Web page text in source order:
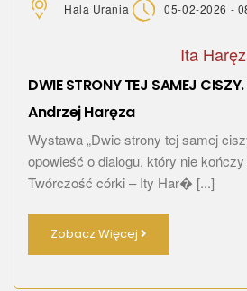
Hala Urania 05-02-2026 -
Ita
DWIE STRONY TEJ SAMEJ
Andrzej Haręza
Wystawa „Dwie strony tej samej
opowieść o dialogu, który nie
Twórczość córki – Ity Har� [...]
Zobacz Więcej